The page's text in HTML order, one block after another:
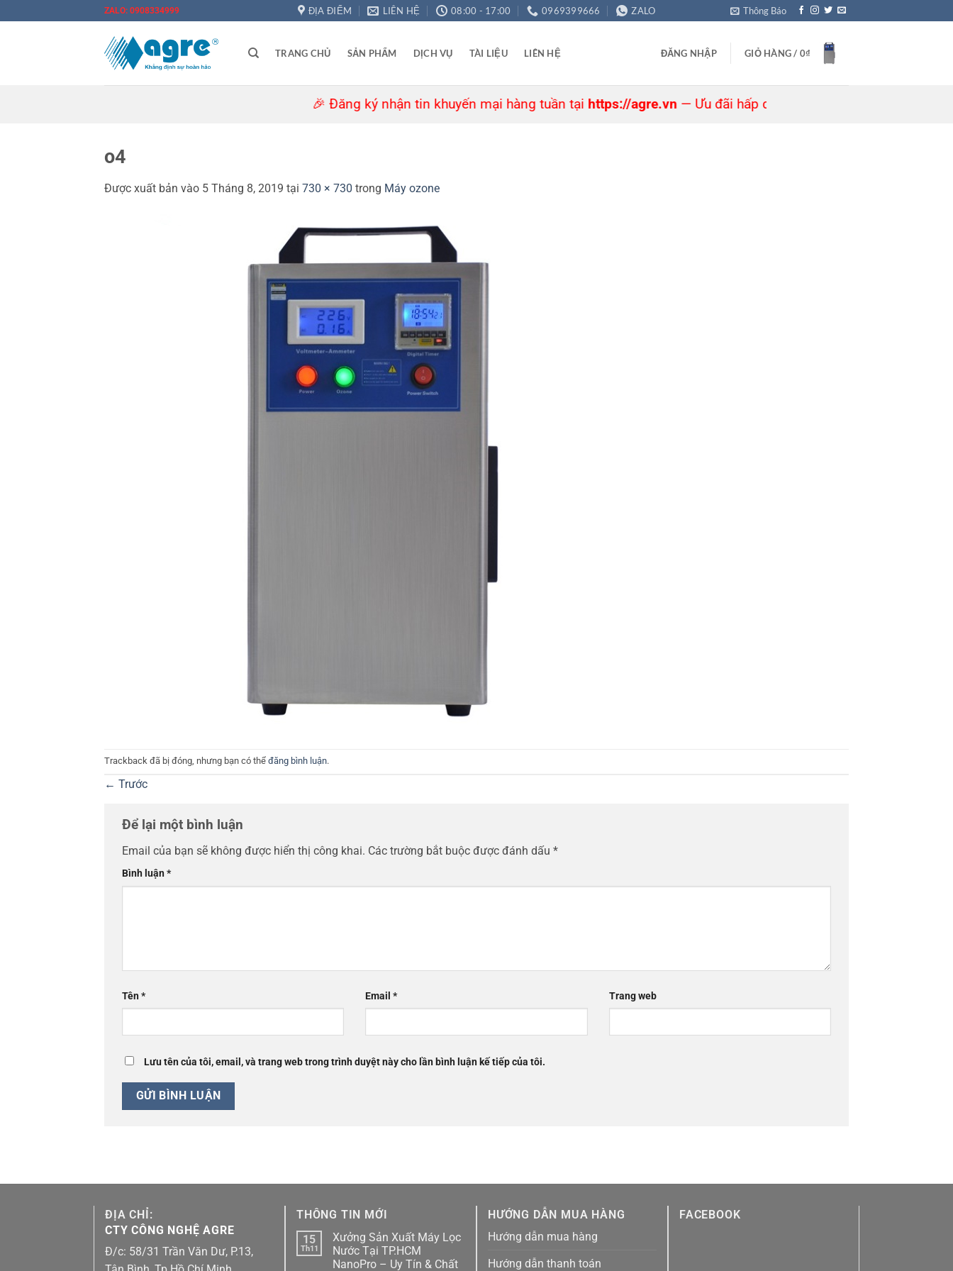
ZALO: 0908334999 ĐỊA ĐIỂM LIÊN HỆ 08:00 - 17:00 0969399666 ZALO Thông Báo
TRANG CHỦ SẢN PHẨM DỊCH VỤ TÀI LIỆU LIÊN HỆ ĐĂNG NHẬP GIỎ HÀNG / 0₫
🎉 Đăng ký nhận tin khuyến mại hàng tuần tạihttps://agre.vn— Ưu đãi hấp dẫn đang chờ bạn! 🎁
o4
Được xuất bản vào 5 Tháng 8, 2019 tại 730 × 730 trong Máy ozone
Trackback đã bị đóng, nhưng bạn có thể đăng bình luận.
← Trước
Để lại một bình luận
Email của bạn sẽ không được hiển thị công khai. Các trường bắt buộc được đánh dấu *
Bình luận*
Tên* Email* Trang web
Lưu tên của tôi, email, và trang web trong trình duyệt này cho lần bình luận kế tiếp của tôi.
ĐỊA CHỈ:
CTY CÔNG NGHỆ AGRE
Đ/c: 58/31 Trần Văn Dư, P.13,
THÔNG TIN MỚI
15
Th11
Xưởng Sản Xuất Máy Lọc
Nước Tại TP.HCM
NanoPro – Uy Tín & Chất
HƯỚNG DẪN MUA HÀNG
Hướng dẫn mua hàng
Hướng dẫn thanh toán
FACEBOOK